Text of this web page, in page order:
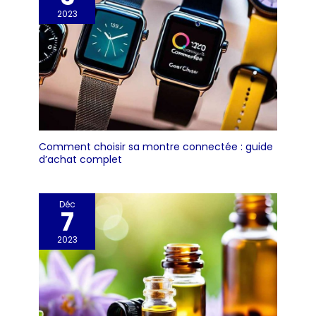
2023
Comment choisir sa montre connectée : guide
d’achat complet
Déc
7
2023